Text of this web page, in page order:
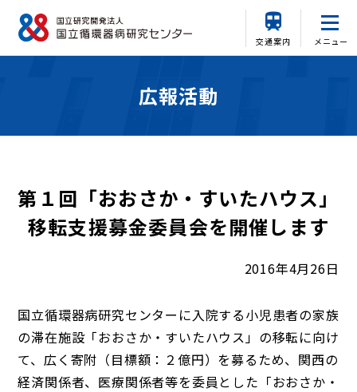
交通案内 メニュー
広報活動
第１回「おおさか・すいたハウス」
移転支援募金委員会を開催します
2016年4月26日
国立循環器病研究センターに入院する小児患者の家族
の滞在施設「おおさか・すいたハウス」の移転に向け
て、広く寄附（目標額：２億円）を募るため、関西の
経済関係者、医療関係者等を委員とした「おおさか・